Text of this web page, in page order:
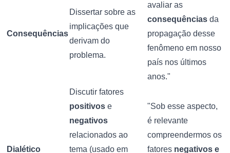
Consequências
Dissertar sobre as
implicações que
derivam do
problema.
avaliar as
consequências da
propagação desse
fenômeno em nosso
país nos últimos
anos."
Dialético
Discutir fatores
positivos e
negativos
relacionados ao
tema (usado em
"Sob esse aspecto,
é relevante
compreendermos os
fatores negativos e